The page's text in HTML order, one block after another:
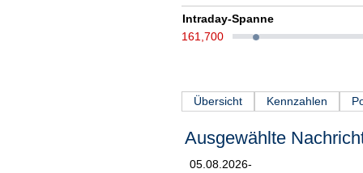
Intraday-Spanne
161,700
Übersicht Kennzahlen
Ausgewählte
05.08.2026-